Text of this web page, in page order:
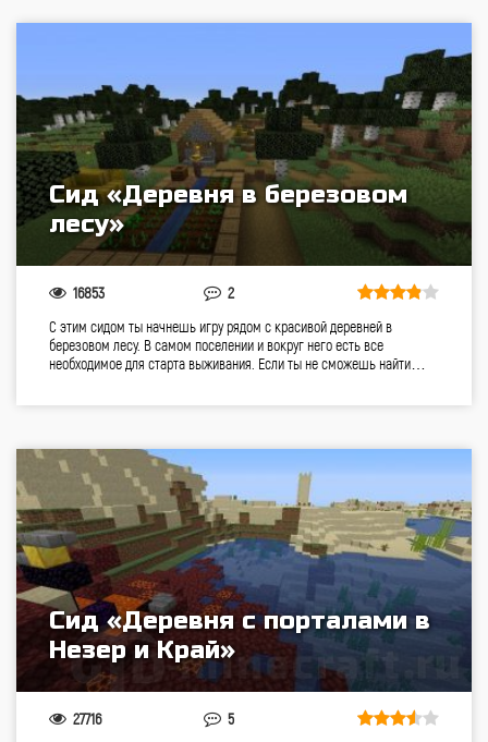
Сид «Деревня в березовом
лесу»
16853 2
С этим сидом ты начнешь игру рядом с красивой деревней в
березовом лесу. В самом поселении и вокруг него есть все
необходимое для старта выживания. Если ты не сможешь найти…
Сид «Деревня с порталами в
Незер и Край»
27716 5